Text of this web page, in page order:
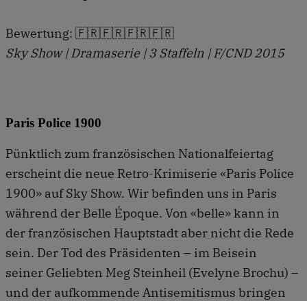
Bewertung: 🇫🇷🇫🇷🇫🇷🇫🇷
Sky Show | Dramaserie | 3 Staffeln | F/CND 2015
Paris Police 1900
Pünktlich zum französischen Nationalfeiertag
erscheint die neue Retro-Krimiserie «Paris Police
1900» auf Sky Show. Wir befinden uns in Paris
während der Belle Époque. Von «belle» kann in
der französischen Hauptstadt aber nicht die Rede
sein. Der Tod des Präsidenten – im Beisein
seiner Geliebten Meg Steinheil (Evelyne Brochu) –
und der aufkommende Antisemitismus bringen